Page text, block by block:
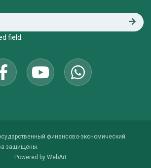
field.
финансово-экономический
защищены.
Powered by WebArt